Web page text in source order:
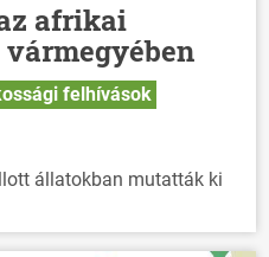
afrikai
felhívások
állatokban mutatták ki